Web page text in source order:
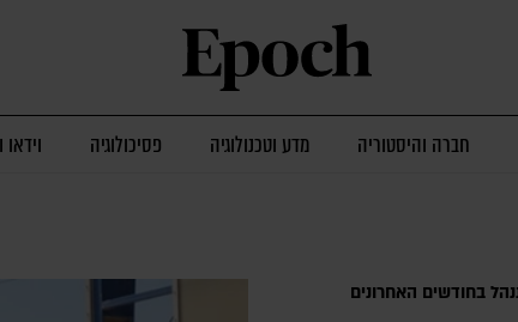
חברה והיסטוריה מדע וטכנולוגיה פסיכולוגיה
בחודשים האחרונים